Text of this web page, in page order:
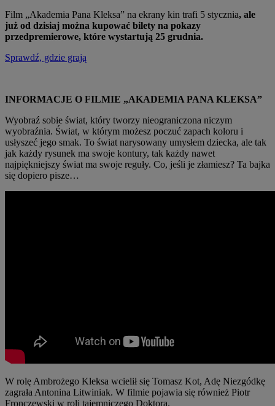
Film „Akademia Pana Kleksa” na ekrany kin trafi 5 stycznia, ale
już od dzisiaj można kupować bilety na pokazy
przedpremierowe, które wystartują 25 grudnia.
Sprawdź, gdzie grają
INFORMACJE O FILMIE „AKADEMIA PANA KLEKSA”
Wyobraź sobie świat, który tworzy nieograniczona niczym
wyobraźnia. Świat, w którym możesz poczuć zapach koloru i
usłyszeć jego smak. To świat narysowany umysłem dziecka, ale tak
jak każdy rysunek ma swoje kontury, tak każdy nawet
najpiękniejszy świat ma swoje reguły. Co, jeśli je złamiesz? Ta bajka
się dopiero pisze…
W rolę Ambrożego Kleksa wcielił się Tomasz Kot, Adę Niezgódkę
zagrała Antonina Litwiniak. W filmie pojawia się również Piotr
Fronczewski w roli tajemniczego Doktora.